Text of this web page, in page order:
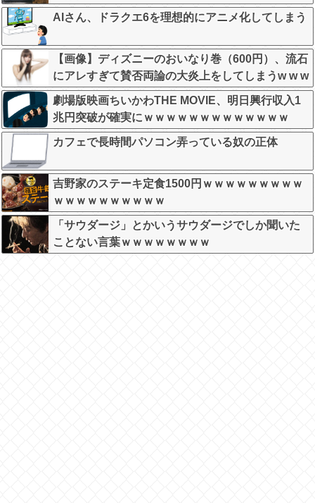
AIさん、ドラクエ6を理想的にアニメ化してしまう
【画像】ディズニーのおいなり巻（600円）、流石
にアレすぎて賛否両論の大炎上をしてしまうw w w
w w w w
劇場版映画ちいかわTHE MOVIE、明日興行収入1
兆円突破が確実にｗｗｗｗｗｗｗｗｗｗｗｗｗ
カフェで長時間パソコン弄っている奴の正体
吉野家のステーキ定食1500円ｗｗｗｗｗｗｗｗｗ
ｗｗｗｗｗｗｗｗｗｗ
「サウダージ」とかいうサウダージでしか聞いた
ことない言葉ｗｗｗｗｗｗｗｗ